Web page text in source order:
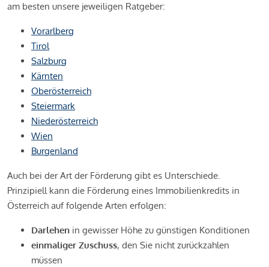
am besten unsere jeweiligen Ratgeber:
Vorarlberg
Tirol
Salzburg
Kärnten
Oberösterreich
Steiermark
Niederösterreich
Wien
Burgenland
Auch bei der Art der Förderung gibt es Unterschiede.
Prinzipiell kann die Förderung eines Immobilienkredits in
Österreich auf folgende Arten erfolgen:
Darlehen in gewisser Höhe zu günstigen Konditionen
einmaliger Zuschuss, den Sie nicht zurückzahlen
müssen